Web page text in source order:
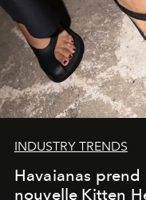
INDUSTRY TRENDS
Havaianas prend
nouvelle Kitten